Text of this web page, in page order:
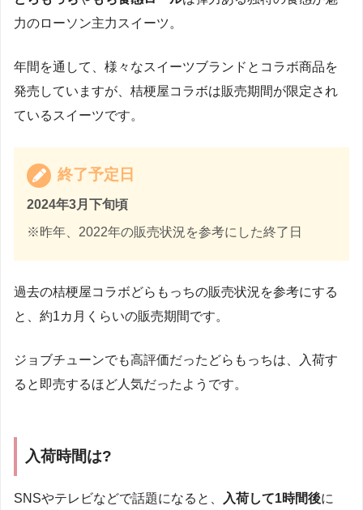
力のローソン主力スイーツ。
年間を通して、様々なスイーツブランドとコラボ商品を
発売していますが、桔梗屋コラボは販売期間が限定され
ているスイーツです。
終了予定日
2024年3月下旬頃
※昨年、2022年の販売状況を参考にした終了日
過去の桔梗屋コラボどらもっちの販売状況を参考にする
と、約1カ月くらいの販売期間です。
ジョブチューンでも高評価だったどらもっちは、入荷す
ると即売するほど人気だったようです。
入荷時間は?
SNSやテレビなどで話題になると、 入荷して1時間後に